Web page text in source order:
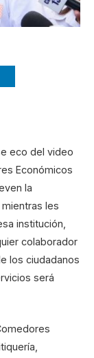
eco del video
Económicos
la
les
institución,
colaborador
los ciudadanos
será